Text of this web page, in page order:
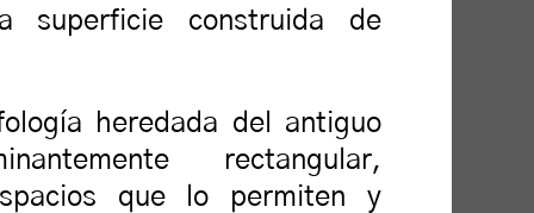
superficie construida de
heredada del antiguo
rectangular,
que lo permiten y